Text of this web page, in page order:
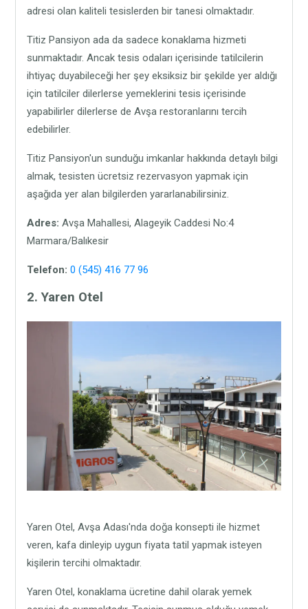
adresi olan kaliteli tesislerden bir tanesi olmaktadır.
Titiz Pansiyon ada da sadece konaklama hizmeti
sunmaktadır. Ancak tesis odaları içerisinde tatilcilerin
ihtiyaç duyabileceği her şey eksiksiz bir şekilde yer aldığı
için tatilciler dilerlerse yemeklerini tesis içerisinde
yapabilirler dilerlerse de Avşa restoranlarını tercih
edebilirler.
Titiz Pansiyon'un sunduğu imkanlar hakkında detaylı bilgi
almak, tesisten ücretsiz rezervasyon yapmak için
aşağıda yer alan bilgilerden yararlanabilirsiniz.
Adres:Avşa Mahallesi, Alageyik Caddesi No:4
Marmara/Balıkesir
Telefon:0 (545) 416 77 96
2. Yaren Otel
Yaren Otel, Avşa Adası'nda doğa konsepti ile hizmet
veren, kafa dinleyip uygun fiyata tatil yapmak isteyen
kişilerin tercihi olmaktadır.
Yaren Otel, konaklama ücretine dahil olarak yemek